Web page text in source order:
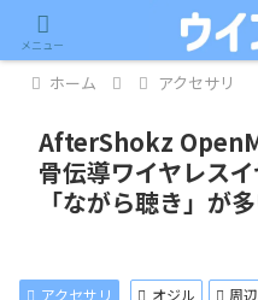
記事内に広告が含まれています。
ホーム アクセサリ
AfterShokz
骨伝導ワイヤレス
「ながら聴き」が
アクセサリ オジル 周
メニュー